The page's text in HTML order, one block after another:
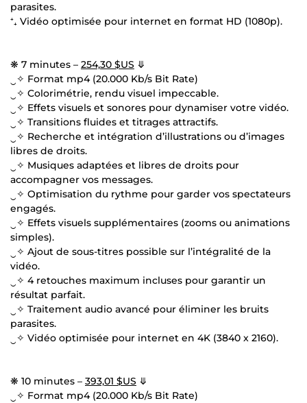
parasites.
⁺₊ Vidéo optimisée pour internet en format HD (1080p).
❋ 7 minutes – 254,30 $US ⤋
‿✧ Format mp4 (20.000 Kb/s Bit Rate)
‿✧ Colorimétrie, rendu visuel impeccable.
‿✧ Effets visuels et sonores pour dynamiser votre vidéo.
‿✧ Transitions fluides et titrages attractifs.
‿✧ Recherche et intégration d’illustrations ou d’images
libres de droits.
‿✧ Musiques adaptées et libres de droits pour
accompagner vos messages.
‿✧ Optimisation du rythme pour garder vos spectateurs
engagés.
‿✧ Effets visuels supplémentaires (zooms ou animations
simples).
‿✧ Ajout de sous-titres possible sur l’intégralité de la
vidéo.
‿✧ 4 retouches maximum incluses pour garantir un
résultat parfait.
‿✧ Traitement audio avancé pour éliminer les bruits
parasites.
‿✧ Vidéo optimisée pour internet en 4K (3840 x 2160).
❋ 10 minutes – 393,01 $US ⤋
‿✧ Format mp4 (20.000 Kb/s Bit Rate)